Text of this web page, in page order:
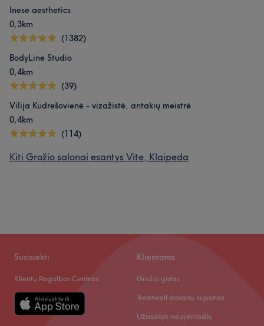
Inesė aesthetics
0,3km
(1382)
BodyLine Studio
0,4km
(39)
Vilija Kudrešovienė - vizažistė, antakių meistrė
0,4km
(114)
Kiti Grožio salonai esantys Vite, Klaipeda
Susisiekti
Klientų Pagalbos Centras
Klientams
Grožio gidas
Treatwell dovanų kuponas
Užsisakyk naujienlaiškį